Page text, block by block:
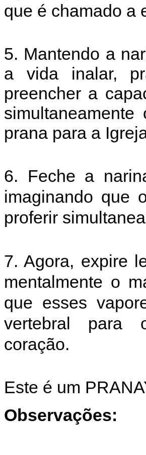
que é chamado a
5. Mantendo a
a vida inalar,
preencher a
prana para a
6. Feche a
imaginando que
proferir
7. Agora, expire
mentalmente o
que esses
vertebral para
coração.
Este é um
Observações: